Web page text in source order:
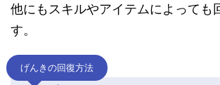
他にもスキルやアイテムによっても
す。
げんきの回復方法